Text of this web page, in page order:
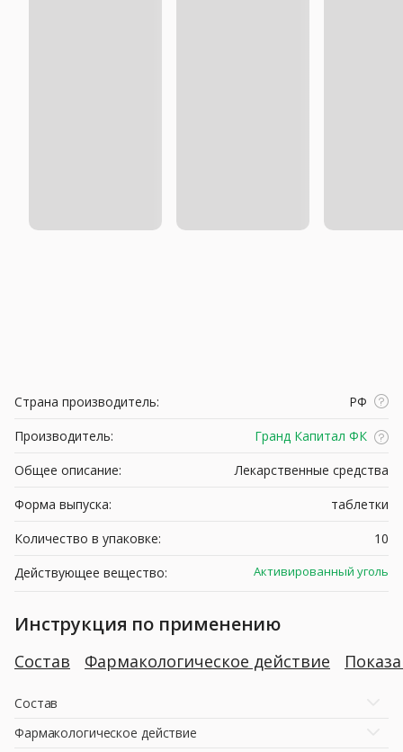
Страна производитель:
РФ
Производитель:
Гранд Капитал ФК
Общее описание:
Лекарственные средства
Форма выпуска:
таблетки
Количество в упаковке:
10
Действующее вещество:
Активированный уголь
Инструкция по применению
Состав Фармакологическое действие
Состав
Фармакологическое действие